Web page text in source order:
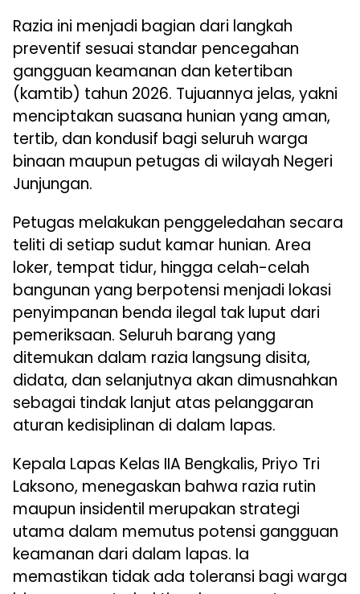
Razia ini menjadi bagian dari langkah
preventif sesuai standar pencegahan
gangguan keamanan dan ketertiban
(kamtib) tahun 2026. Tujuannya jelas, yakni
menciptakan suasana hunian yang aman,
tertib, dan kondusif bagi seluruh warga
binaan maupun petugas di wilayah Negeri
Junjungan.
Petugas melakukan penggeledahan secara
teliti di setiap sudut kamar hunian. Area
loker, tempat tidur, hingga celah-celah
bangunan yang berpotensi menjadi lokasi
penyimpanan benda ilegal tak luput dari
pemeriksaan. Seluruh barang yang
ditemukan dalam razia langsung disita,
didata, dan selanjutnya akan dimusnahkan
sebagai tindak lanjut atas pelanggaran
aturan kedisiplinan di dalam lapas.
Kepala Lapas Kelas IIA Bengkalis, Priyo Tri
Laksono, menegaskan bahwa razia rutin
maupun insidentil merupakan strategi
utama dalam memutus potensi gangguan
keamanan dari dalam lapas. Ia
memastikan tidak ada toleransi bagi warga